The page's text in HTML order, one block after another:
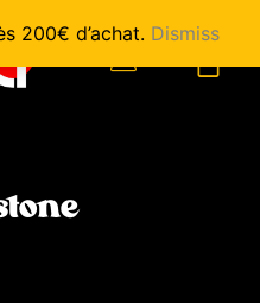
200€ d’achat. Dismiss